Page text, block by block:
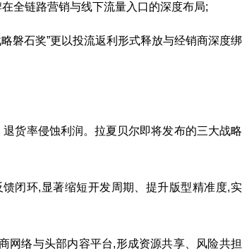
全链路营销与线下流量入口的深度布局;
石奖”更以投流返利形式释放与经销商深度
货率侵蚀利润。拉夏贝尔即将发布的三大战
闭环,显著缩短开发周期、提升版型精准度,
络与头部内容平台,形成资源共享、风险共担